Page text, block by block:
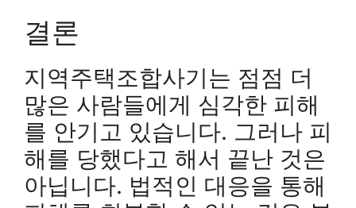
결론
지역주택조합사기는 점점 더
많은 사람들에게 심각한 피해
를 안기고 있습니다. 그러나 피
해를 당했다고 해서 끝난 것은
아닙니다. 법적인 대응을 통해